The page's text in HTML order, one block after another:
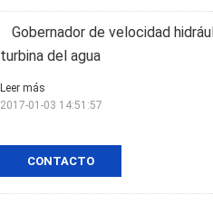
Gobernador de velocidad
turbina del agua
CONTACTO
Leer más
2017-01-03 14:51:57